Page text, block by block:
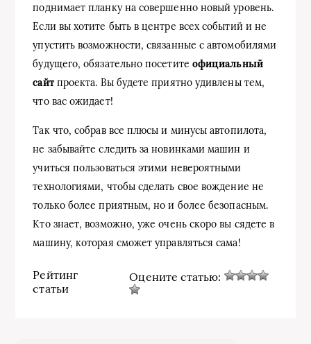
поднимает планку на совершенно новый уровень.
Если вы хотите быть в центре всех событий и не
упустить возможности, связанные с автомобилями
будущего, обязательно посетите официальный
сайтпроекта. Вы будете приятно удивлены тем,
что вас ожидает!
Так что, собрав все плюсы и минусы автопилота,
не забывайте следить за новинками машин и
учиться пользоваться этими невероятными
технологиями, чтобы сделать свое вождение не
только более приятным, но и более безопасным.
Кто знает, возможно, уже очень скоро вы сядете в
машину, которая сможет управляться сама!
Рейтинг
статьи
Оцените статью: